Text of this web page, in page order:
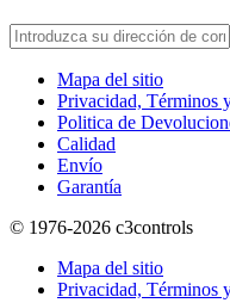
Mapa del sitio
Privacidad, Términos
Politica de
Calidad
Envío
Garantía
© 1976-2026 c3controls
Mapa del sitio
Privacidad, Términos